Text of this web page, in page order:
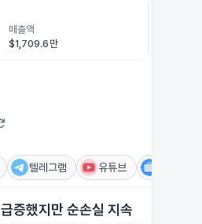
매출액
$1,709.6만
텔레그램 유튜브
증했지만 순손실 지속